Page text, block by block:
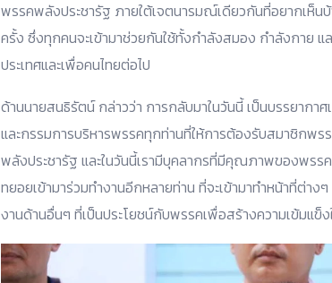
พรรคพลังประชารัฐ ภายใต้เจตนารมณ์เดียวกันที่อยากเห็นบ้
ครั้ง ซึ่งทุกคนจะเข้ามาช่วยกันใช้ทั้งกำลังสมอง กำลังกาย แล
ประเทศและเพื่อคนไทยต่อไป
ด้านนายสนธิรัตน์ กล่าวว่า การกลับมาในวันนี้ เป็นบรรยาก
และกรรมการบริหารพรรคทุกท่านที่ให้การต้องรับสมาชิกพ
พลังประชารัฐ และในวันนี้เรามีบุคลากรที่มีคุณภาพของพรร
ทยอยเข้ามาร่วมทำงานอีกหลายท่าน ที่จะเข้ามาทำหน้าที่ต่า
งานด้านอื่นๆ ที่เป็นประโยชน์กับพรรคเพื่อสร้างความเข้มแข็